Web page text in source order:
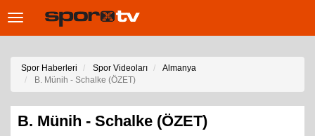
Toggle
Spor Haberleri Spor Videoları
Almanya
B. Münih - Schalke (ÖZET)
B. Münih - Schalke (ÖZET)